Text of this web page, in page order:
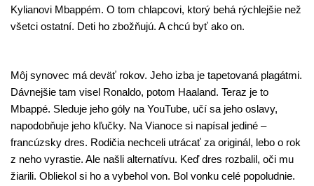
Kylianovi Mbappém. O tom chlapcovi, ktorý behá rýchlejšie než
všetci ostatní. Deti ho zbožňujú. A chcú byť ako on.
Môj synovec má deväť rokov. Jeho izba je tapetovaná plagátmi.
Dávnejšie tam visel Ronaldo, potom Haaland. Teraz je to
Mbappé. Sleduje jeho góly na YouTube, učí sa jeho oslavy,
napodobňuje jeho kľučky. Na Vianoce si napísal jediné –
francúzsky dres. Rodičia nechceli utrácať za originál, lebo o rok
z neho vyrastie. Ale našli alternatívu. Keď dres rozbalil, oči mu
žiarili. Obliekol si ho a vybehol von. Bol vonku celé popoludnie.